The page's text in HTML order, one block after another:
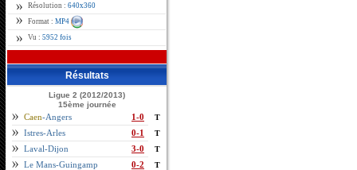
Résolution : 640x360
Format : MP4
Vu : 5952 fois
Résultats
Ligue 2 (2012/2013)
15ème journée
Caen-Angers 1-0 T
Istres-Arles 0-1 T
Laval-Dijon 3-0 T
Le Mans-Guingamp 0-2 T